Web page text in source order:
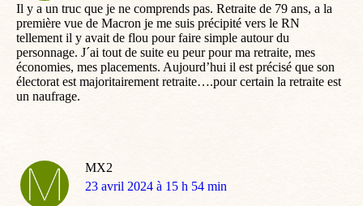
Il y a un truc que je ne comprends pas. Retraite de 79 ans, a la
première vue de Macron je me suis précipité vers le RN
tellement il y avait de flou pour faire simple autour du
personnage. J´ai tout de suite eu peur pour ma retraite, mes
économies, mes placements. Aujourd’hui il est précisé que son
électorat est majoritairement retraite….pour certain la retraite est
un naufrage.
MX2
dit
23 avril 2024 à 15 h 54 min